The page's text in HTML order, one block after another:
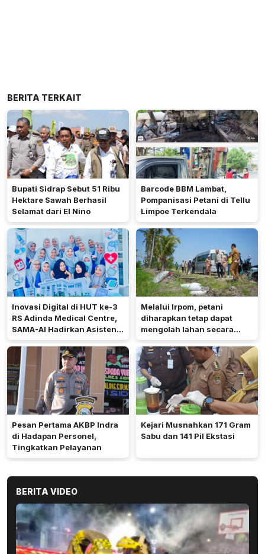
BERITA TERKAIT
Bupati Sidrap Sebut 51 Ribu
Hektare Sawah Berhasil
Selamat dari El Nino
Barcode BBM Lambat,
Pompanisasi Petani di Tellu
Limpoe Terkendala
Inovasi Digital di HUT ke-3
RS Adinda Medical Centre,
SAMA-AI Hadirkan Asisten
Gizi Berbasis AI
Melalui Irpom, petani
diharapkan tetap dapat
mengolah lahan secara
optimal meski di tengah
keterbatasan air.
Pesan Pertama AKBP Indra
di Hadapan Personel,
Tingkatkan Pelayanan
Kejari Musnahkan 171 Gram
Sabu dan 141 Pil Ekstasi
BERITA VIDEO